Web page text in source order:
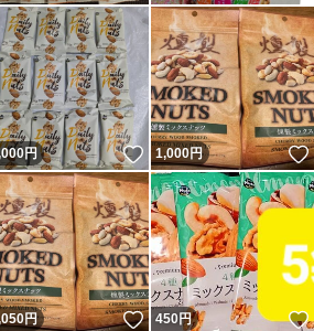
ね！
円 いいね！
1,000円
ね！
円 いいね！
450円